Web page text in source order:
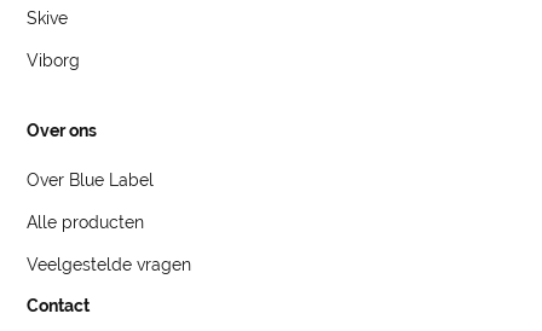
Skive
Viborg
Over ons
Over Blue Label
Alle producten
Veelgestelde vragen
Contact